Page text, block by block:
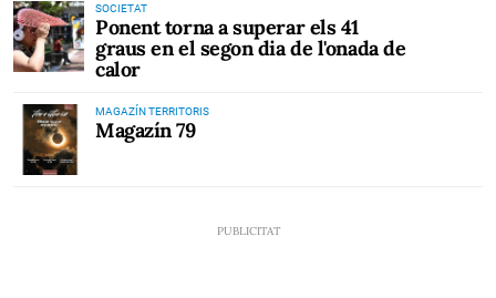
SOCIETAT
Ponent torna a superar els 41
graus en el segon dia de l'onada de
calor
MAGAZÍN TERRITORIS
Magazín 79